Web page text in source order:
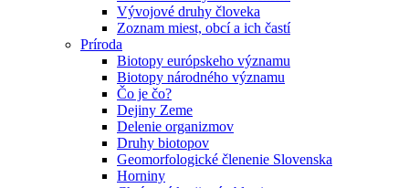
Vývojové druhy človeka
Zoznam miest, obcí a ich častí
Príroda
Biotopy európskeho významu
Biotopy národného významu
Čo je čo?
Dejiny Zeme
Delenie organizmov
Druhy biotopov
Geomorfologické členenie Slovenska
Horniny